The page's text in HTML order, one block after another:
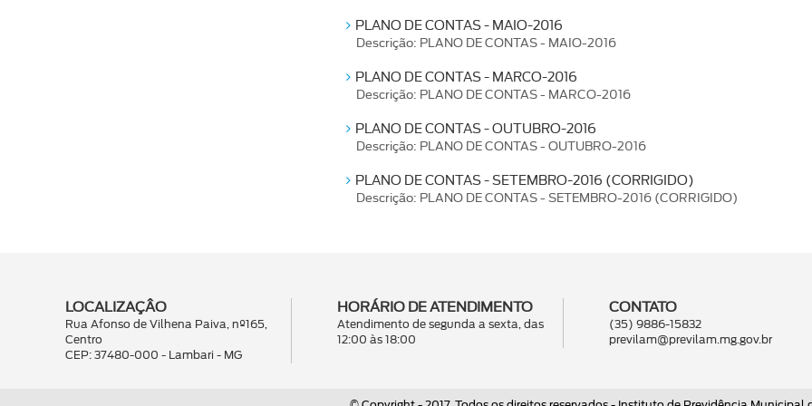
PLANO DE CONTAS - MAIO-2016
Descrição: PLANO DE CONTAS - MAIO-2016
PLANO DE CONTAS - MARCO-2016
Descrição: PLANO DE CONTAS - MARCO-2016
PLANO DE CONTAS - OUTUBRO-2016
Descrição: PLANO DE CONTAS - OUTUBRO-2016
PLANO DE CONTAS - SETEMBRO-2016 (CORRIGIDO)
Descrição: PLANO DE CONTAS - SETEMBRO-2016 (CORRIGIDO)
LOCALIZAÇÂO
Rua Afonso de Vilhena Paiva, nº165,
Centro
CEP: 37480-000 - Lambari - MG
HORÁRIO DE ATENDIMENTO
Atendimento de segunda a sexta, das
12:00 às 18:00
CONTATO
(35) 9886-15832
previlam@previlam.mg.gov.br